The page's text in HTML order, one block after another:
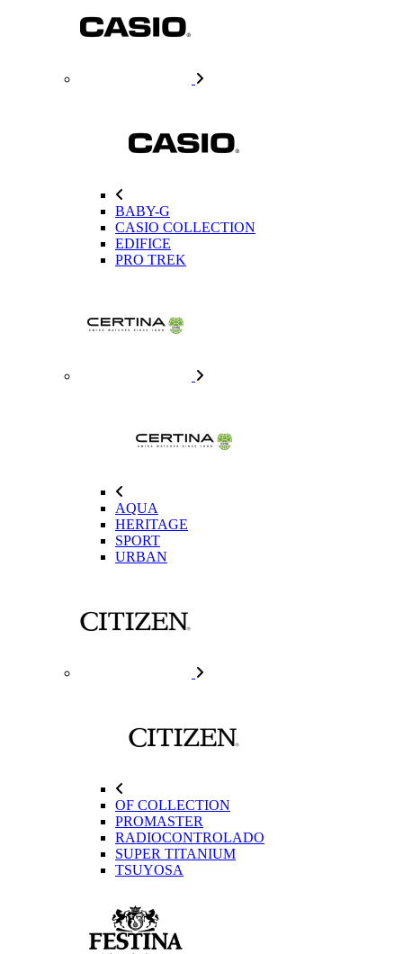
BABY-G
CASIO COLLECTION
EDIFICE
PRO TREK
AQUA
HERITAGE
SPORT
URBAN
OF COLLECTION
PROMASTER
RADIOCONTROLADO
SUPER TITANIUM
TSUYOSA